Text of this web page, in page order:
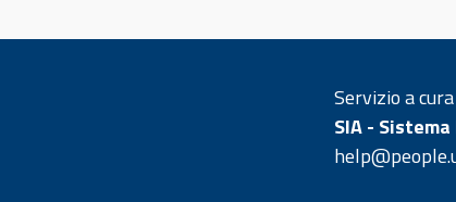
Servizio a
SIA -